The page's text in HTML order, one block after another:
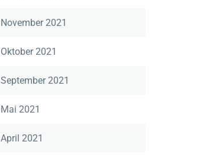
November 2021
Oktober 2021
September 2021
Mai 2021
April 2021